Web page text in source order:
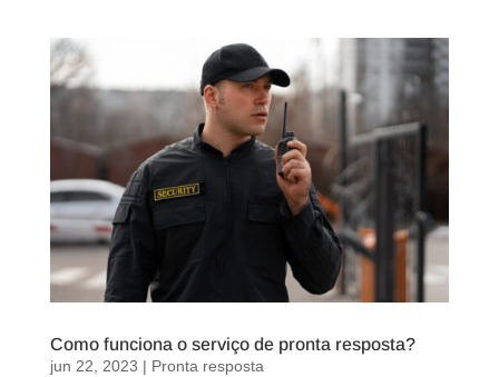
Como funciona o serviço de pronta resposta?
jun 22, 2023 | Pronta resposta